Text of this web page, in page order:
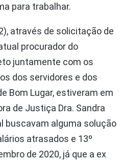
para trabalhar.
através de solicitação de
procurador do
juntamente com os
dos servidores e dos
Bom Lugar, estiveram em
de Justiça Dra. Sandra
buscavam alguma solução
atrasados e 13º
de 2020, já que a ex